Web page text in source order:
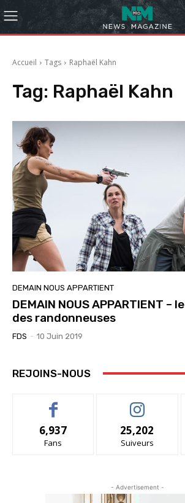
Accueil Tags Raphaël Kahn
Tag: Raphaël Kahn
DEMAIN NOUS APPARTIENT
DEMAIN NOUS APPARTIENT –
des randonneuses
FDS - 10 Juin 2019
REJOINS-NOUS
6,937
Fans
25,202
Suiveurs
- Advertisement -